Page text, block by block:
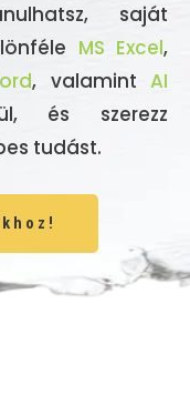
saját
MS Excel,
, valamintAI
és szerezz
tudást.